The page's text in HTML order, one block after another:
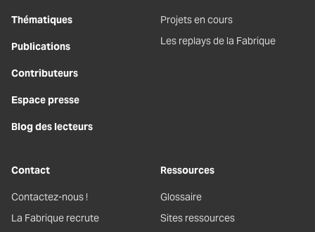
Thématiques
Publications
Contributeurs
Espace presse
Blog des lecteurs
Projets en cours
Les replays de la Fabrique
Contact
Contactez-nous !
La Fabrique recrute
Ressources
Glossaire
Sites ressources